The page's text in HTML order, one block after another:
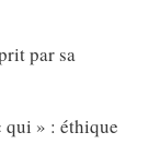
par sa
qui » : éthique